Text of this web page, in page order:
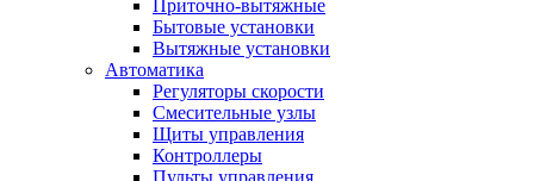
Приточно-вытяжные
Бытовые установки
Вытяжные установки
Автоматика
Регуляторы скорости
Смесительные узлы
Щиты управления
Контроллеры
Пульты управления